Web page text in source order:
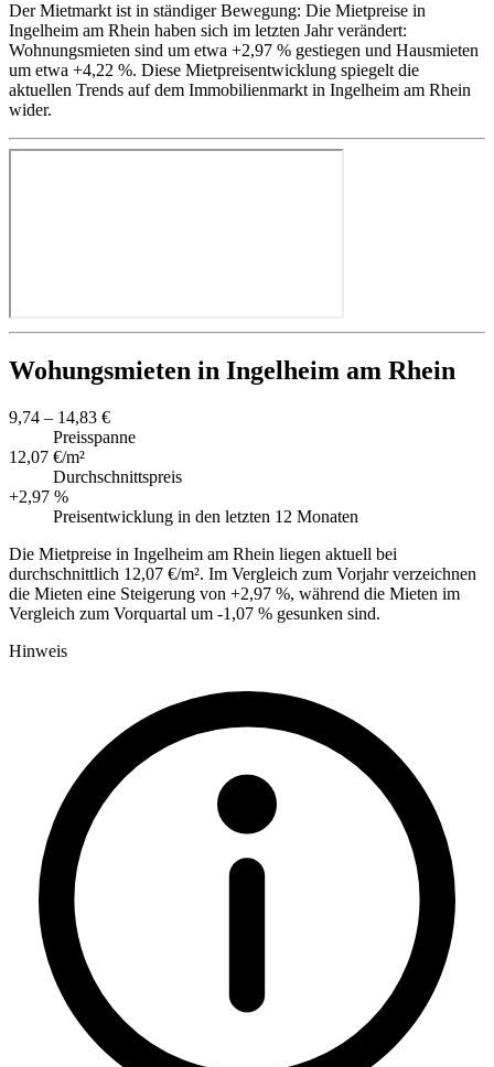
Der Mietmarkt ist in ständiger Bewegung: Die Mietpreise in
Ingelheim am Rhein haben sich im letzten Jahr verändert:
Wohnungsmieten sind um etwa +2,97 % gestiegen und Hausmieten
um etwa +4,22 %. Diese Mietpreisentwicklung spiegelt die
aktuellen Trends auf dem Immobilienmarkt in Ingelheim am Rhein
wider.
Wohungsmieten in Ingelheim am Rhein
9,74 – 14,83 €
Preisspanne
12,07 €/m²
Durchschnittspreis
+2,97 %
Preisentwicklung in den letzten 12 Monaten
Die Mietpreise in Ingelheim am Rhein liegen aktuell bei
durchschnittlich 12,07 €/m². Im Vergleich zum Vorjahr verzeichnen
die Mieten eine Steigerung von +2,97 %, während die Mieten im
Vergleich zum Vorquartal um -1,07 % gesunken sind.
Hinweis